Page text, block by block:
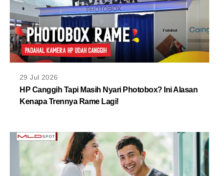
29 Jul 2026
HP Canggih Tapi Masih Nyari Photobox? Ini Alasan
Kenapa Trennya Rame Lagi!